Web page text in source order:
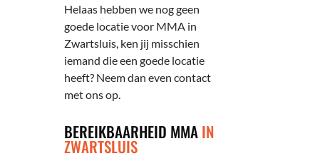
Helaas hebben we nog geen
goede locatie voor MMA in
Zwartsluis, ken jij misschien
iemand die een goede locatie
heeft? Neem dan even contact
met ons op.
BEREIKBAARHEID MMAIN
ZWARTSLUIS